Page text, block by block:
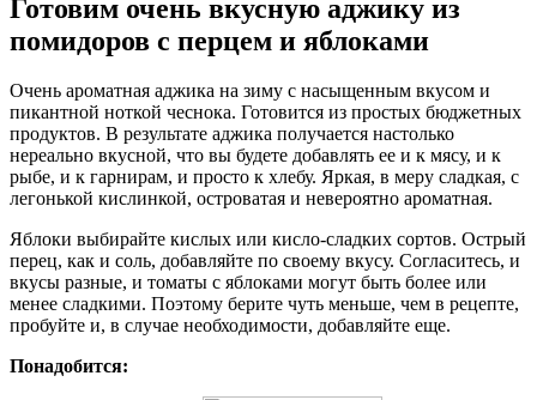
Готовим очень вкусную аджику из
помидоров с перцем и яблоками
Очень ароматная аджика на зиму с насыщенным вкусом и
пикантной ноткой чеснока. Готовится из простых бюджетных
продуктов. В результате аджика получается настолько
нереально вкусной, что вы будете добавлять ее и к мясу, и к
рыбе, и к гарнирам, и просто к хлебу. Яркая, в меру сладкая, с
легонькой кислинкой, островатая и невероятно ароматная.
Яблоки выбирайте кислых или кисло-сладких сортов. Острый
перец, как и соль, добавляйте по своему вкусу. Согласитесь, и
вкусы разные, и томаты с яблоками могут быть более или
менее сладкими. Поэтому берите чуть меньше, чем в рецепте,
пробуйте и, в случае необходимости, добавляйте еще.
Понадобится: